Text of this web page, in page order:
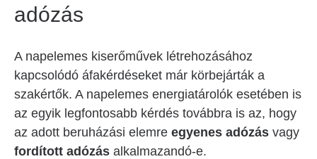
adózás
A napelemes kiserőművek létrehozásához
kapcsolódó áfakérdéseket már körbejárták a
szakértők. A napelemes energiatárolók esetében is
az egyik legfontosabb kérdés továbbra is az, hogy
az adott beruházási elemre egyenes adózás vagy
fordított adózás alkalmazandó-e.